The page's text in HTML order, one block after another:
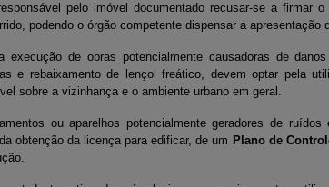
pelo imóvel documentado recusar-se a firmar
podendo o órgão competente dispensar a
execução de obras potencialmente causadoras de
e rebaixamento de lençol freático, devem optar pela
sobre a vizinhança e o ambiente urbano em geral.
ou aparelhos potencialmente geradores de
obtenção da licença para edificar, de um Plano de